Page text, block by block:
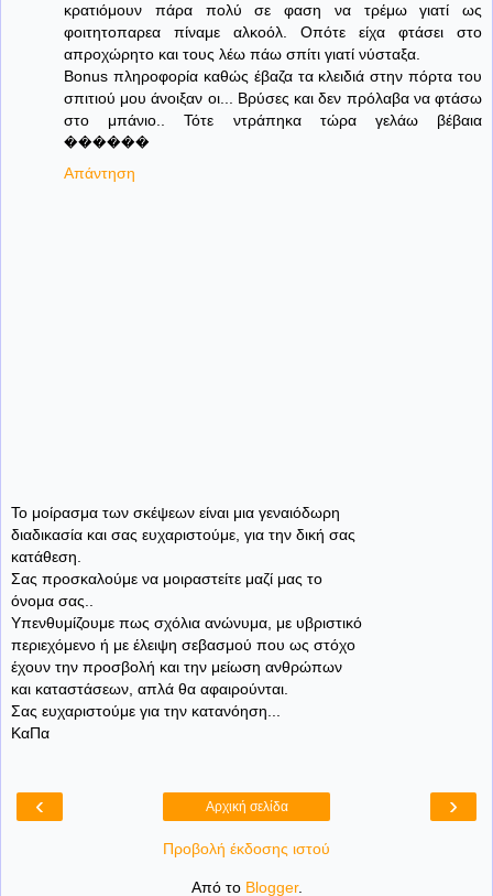
κρατιόμουν πάρα πολύ σε φαση να τρέμω γιατί ως
φοιτητοπαρεα πίναμε αλκοόλ. Οπότε είχα φτάσει στο
απροχώρητο και τους λέω πάω σπίτι γιατί νύσταξα.
Bonus πληροφορία καθώς έβαζα τα κλειδιά στην πόρτα του
σπιτιού μου άνοιξαν οι... Βρύσες και δεν πρόλαβα να φτάσω
στο μπάνιο.. Τότε ντράπηκα τώρα γελάω βέβαια
������
Απάντηση
Το μοίρασμα των σκέψεων είναι μια γεναιόδωρη
διαδικασία και σας ευχαριστούμε, για την δική σας
κατάθεση.
Σας προσκαλούμε να μοιραστείτε μαζί μας το
όνομα σας..
Υπενθυμίζουμε πως σχόλια ανώνυμα, με υβριστικό
περιεχόμενο ή με έλειψη σεβασμού που ως στόχο
έχουν την προσβολή και την μείωση ανθρώπων
και καταστάσεων, απλά θα αφαιρούνται.
Σας ευχαριστούμε για την κατανόηση...
ΚαΠα
‹ ›
Αρχική σελίδα
Προβολή έκδοσης ιστού
Από το Blogger.